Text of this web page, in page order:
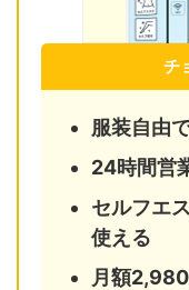
チ
服装自由
24時間営
セルフエ
使える
月額